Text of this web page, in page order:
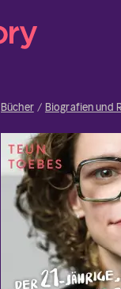
Bücher Biografien und